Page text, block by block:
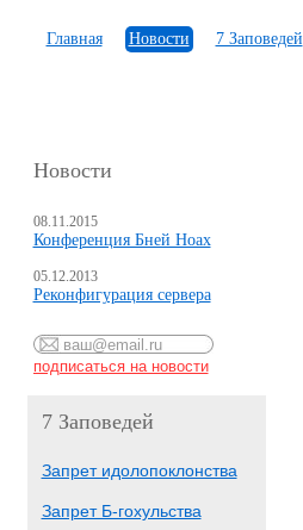
Главная Новости 7 Заповедей
Новости
08.11.2015
Конференция Бней Ноах
05.12.2013
Реконфигурация сервера
7 Заповедей
Запрет идолопоклонства
Запрет Б-гохульства